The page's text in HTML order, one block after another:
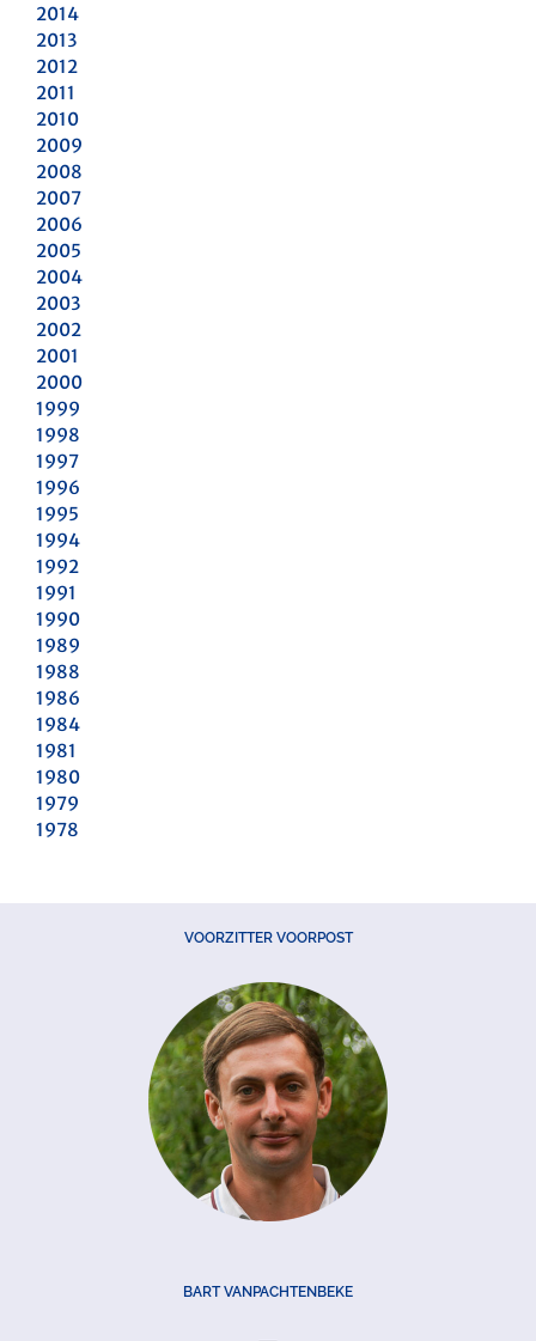
2014
2013
2012
2011
2010
2009
2008
2007
2006
2005
2004
2003
2002
2001
2000
1999
1998
1997
1996
1995
1994
1992
1991
1990
1989
1988
1986
1984
1981
1980
1979
1978
VOORZITTER VOORPOST
BART VANPACHTENBEKE